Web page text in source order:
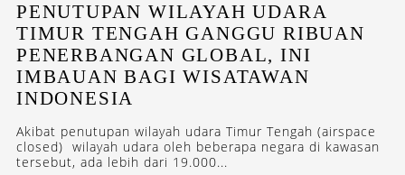
PENUTUPAN WILAYAH UDARA
TIMUR TENGAH GANGGU RIBUAN
PENERBANGAN GLOBAL, INI
IMBAUAN BAGI WISATAWAN
INDONESIA
Akibat penutupan wilayah udara Timur Tengah (airspace
closed) wilayah udara oleh beberapa negara di kawasan
tersebut, ada lebih dari 19.000...